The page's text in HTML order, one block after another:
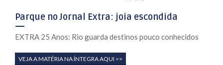
Parque no Jornal Extra: joia escondida
EXTRA 25 Anos: Rio guarda destinos pouco conhecidos
VEJA A MATÉRIA NA ÍNTEGRA AQUI >>